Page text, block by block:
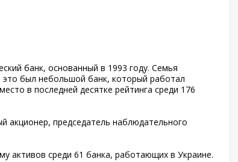
банк, основанный в 1993 году. Семья
был небольшой банк, который работал
в последней десятке рейтинга среди 176
председатель наблюдательного
активов среди 61 банка, работающих в Украине.